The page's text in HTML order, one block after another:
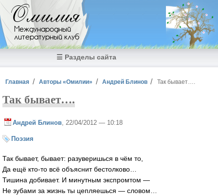
Перейти к основному содержанию
Омилия
Международный
литературный клуб
☰ Разделы сайта
Вы здесь
Главная Авторы «Омилии» Андрей Блинов Так бывает….
Так бывает….
Андрей Блинов , 22/04/2012 — 10:18
Поэзия
Так бывает, бывает: разуверишься в чём то,
Да ещё кто-то всё объяснит бестолково…
Тишина добивает. И минутным экспромтом —
Не зубами за жизнь ты цепляешься — словом…